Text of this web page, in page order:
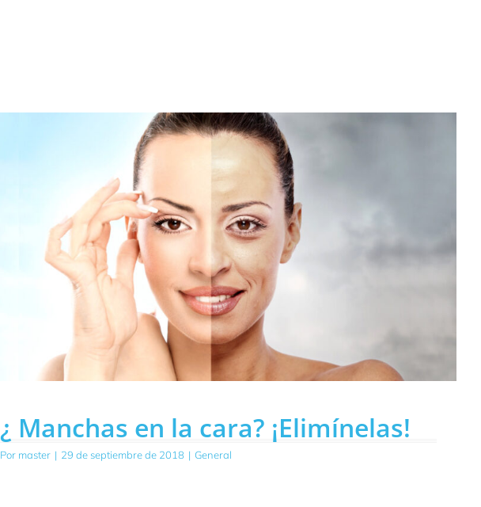
¿ Manchas en la cara? ¡Elimínelas!
Por master | 29 de septiembre de 2018 | General